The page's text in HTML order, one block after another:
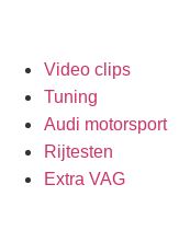
Video clips
Tuning
Audi motorsport
Rijtesten
Extra VAG